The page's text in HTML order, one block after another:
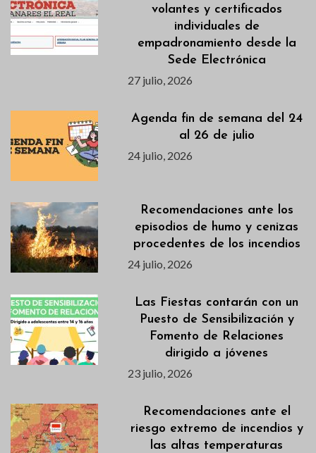
volantes y certificados
individuales de
empadronamiento desde la
Sede Electrónica
27 julio, 2026
Agenda fin de semana del 24
al 26 de julio
24 julio, 2026
Recomendaciones ante los
episodios de humo y cenizas
procedentes de los incendios
24 julio, 2026
Las Fiestas contarán con un
Puesto de Sensibilización y
Fomento de Relaciones
dirigido a jóvenes
23 julio, 2026
Recomendaciones ante el
riesgo extremo de incendios y
las altas temperaturas